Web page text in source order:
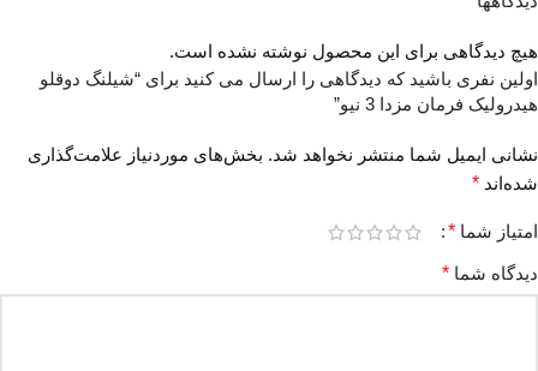
هیچ دیدگاهی برای این محصول نوشته نشده است.
اولین نفری باشید که دیدگاهی را ارسال می کنید برای “شیلنگ دوقلو
هیدرولیک فرمان مزدا 3 نیو”
نشانی ایمیل شما منتشر نخواهد شد. بخش‌های موردنیاز علامت‌گذاری
شده‌اند *
امتیاز شما *
دیدگاه شما *